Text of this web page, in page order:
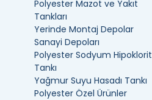
Polyester Mazot ve Yakıt
Tankları
Yerinde Montaj Depolar
Sanayi Depoları
Polyester Sodyum Hipoklorit
Tankı
Yağmur Suyu Hasadı Tankı
Polyester Özel Ürünler